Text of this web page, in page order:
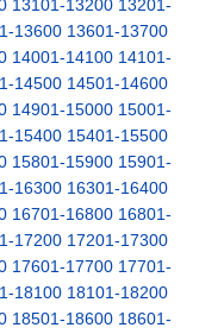
13101-13200 13201-
13600 13601-13700
14001-14100 14101-
14500 14501-14600
14901-15000 15001-
15400 15401-15500
15801-15900 15901-
16300 16301-16400
16701-16800 16801-
17200 17201-17300
17601-17700 17701-
18100 18101-18200
18501-18600 18601-